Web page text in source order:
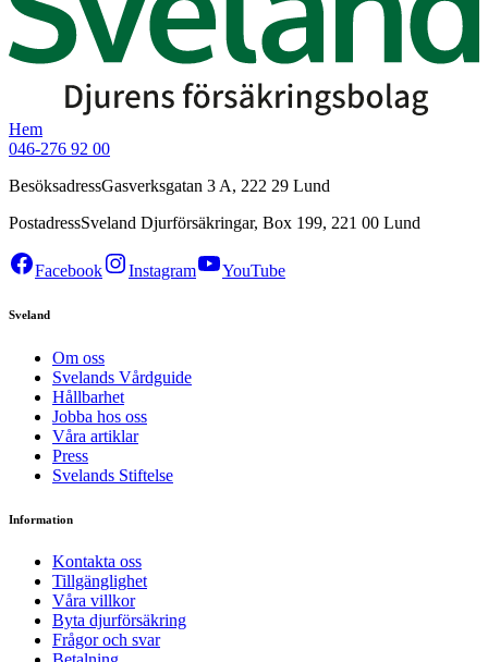
Hem
046-276 92 00
BesöksadressGasverksgatan 3 A, 222 29 Lund
PostadressSveland Djurförsäkringar, Box 199, 221 00 Lund
Facebook Instagram YouTube
Sveland
Om oss
Svelands Vårdguide
Hållbarhet
Jobba hos oss
Våra artiklar
Press
Svelands Stiftelse
Information
Kontakta oss
Tillgänglighet
Våra villkor
Byta djurförsäkring
Frågor och svar